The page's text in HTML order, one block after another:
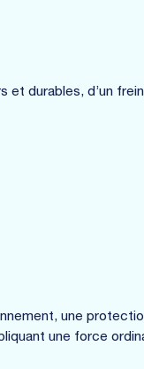
et durables, d’un
une
une force